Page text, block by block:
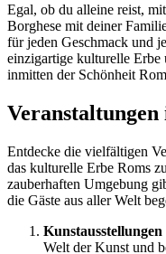
Egal, ob du alleine reist,
Borghese mit deiner
für jeden Geschmack und
einzigartige kulturelle Erbe
inmitten der Schönheit
Entdecke die vielfältigen
das kulturelle Erbe Roms
zauberhaften Umgebung
die Gäste aus aller Welt
Welt der Kunst und